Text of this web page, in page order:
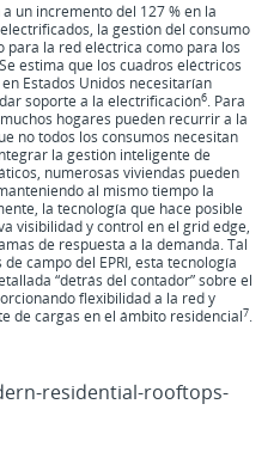
un incremento del 127 % en la
la gestión del consumo
para la red eléctrica como para los
estima que los cuadros eléctricos
Estados Unidos necesitarían
soporte a la electrificación6. Para
hogares pueden recurrir a la
no todos los consumos necesitan
la gestión inteligente de
numerosas viviendas pueden
al mismo tiempo la
la tecnología que hace posible
visibilidad y control en el grid edge,
de respuesta a la demanda. Tal
campo del EPRI, esta tecnología
“detrás del contador” sobre el
flexibilidad a la red y
de cargas en el ámbito residencial7.